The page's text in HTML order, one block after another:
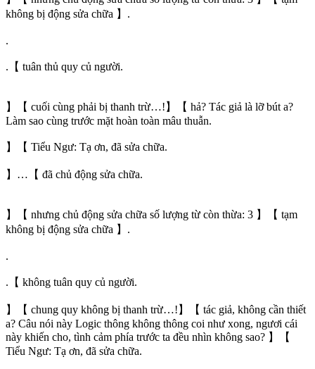
không bị động sửa chữa 】.
.
.【 tuân thủ quy củ người.
】【 cuối cùng phải bị thanh trừ…!】【 hả? Tác giả là lỡ bút a?
Làm sao cùng trước mặt hoàn toàn mâu thuẫn.
】【 Tiểu Ngư: Tạ ơn, đã sửa chữa.
】…【 đã chủ động sửa chữa.
】【 nhưng chủ động sửa chữa số lượng từ còn thừa: 3 】【 tạm
không bị động sửa chữa 】.
.
.【 không tuân quy củ người.
】【 chung quy không bị thanh trừ…!】【 tác giả, không cần thiết
a? Câu nói này Logic thông không thông coi như xong, ngươi cái
này khiến cho, tình cảm phía trước ta đều nhìn không sao? 】【
Tiểu Ngư: Tạ ơn, đã sửa chữa.